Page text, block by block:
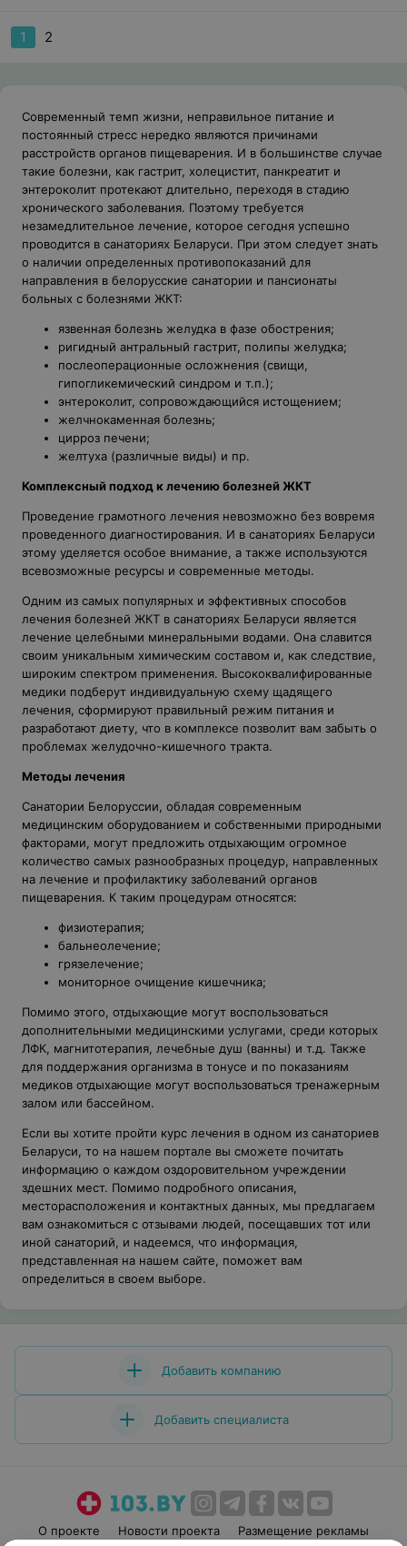
1 2
Современный темп жизни, неправильное питание и
постоянный стресс нередко являются причинами
расстройств органов пищеварения. И в большинстве случае
такие болезни, как гастрит, холецистит, панкреатит и
энтероколит протекают длительно, переходя в стадию
хронического заболевания. Поэтому требуется
незамедлительное лечение, которое сегодня успешно
проводится в санаториях Беларуси. При этом следует знать
о наличии определенных противопоказаний для
направления в белорусские санатории и пансионаты
больных с болезнями ЖКТ:
язвенная болезнь желудка в фазе обострения;
ригидный антральный гастрит, полипы желудка;
послеоперационные осложнения (свищи,
гипогликемический синдром и т.п.);
энтероколит, сопровождающийся истощением;
желчнокаменная болезнь;
цирроз печени;
желтуха (различные виды) и пр.
Комплексный подход к лечению болезней ЖКТ
Проведение грамотного лечения невозможно без вовремя
проведенного диагностирования. И в санаториях Беларуси
этому уделяется особое внимание, а также используются
всевозможные ресурсы и современные методы.
Одним из самых популярных и эффективных способов
лечения болезней ЖКТ в санаториях Беларуси является
лечение целебными минеральными водами. Она славится
своим уникальным химическим составом и, как следствие,
широким спектром применения. Высококвалифированные
медики подберут индивидуальную схему щадящего
лечения, сформируют правильный режим питания и
разработают диету, что в комплексе позволит вам забыть о
проблемах желудочно-кишечного тракта.
Методы лечения
Санатории Белоруссии, обладая современным
медицинским оборудованием и собственными природными
факторами, могут предложить отдыхающим огромное
количество самых разнообразных процедур, направленных
на лечение и профилактику заболеваний органов
пищеварения. К таким процедурам относятся:
физиотерапия;
бальнеолечение;
грязелечение;
мониторное очищение кишечника;
Помимо этого, отдыхающие могут воспользоваться
дополнительными медицинскими услугами, среди которых
ЛФК, магнитотерапия, лечебные душ (ванны) и т.д. Также
для поддержания организма в тонусе и по показаниям
медиков отдыхающие могут воспользоваться тренажерным
залом или бассейном.
Если вы хотите пройти курс лечения в одном из санаториев
Беларуси, то на нашем портале вы сможете почитать
информацию о каждом оздоровительном учреждении
здешних мест. Помимо подробного описания,
месторасположения и контактных данных, мы предлагаем
вам ознакомиться с отзывами людей, посещавших тот или
иной санаторий, и надеемся, что информация,
представленная на нашем сайте, поможет вам
определиться в своем выборе.
Добавить компанию
Добавить специалиста
О проекте Новости проекта Размещение рекламы